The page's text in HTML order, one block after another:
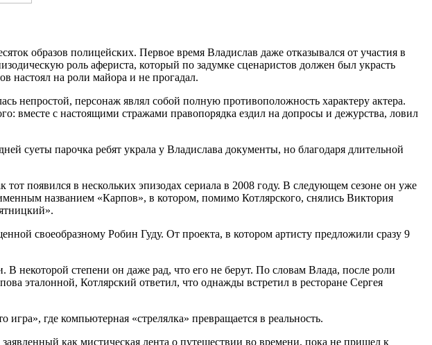
образов полицейских. Первое время Владислав даже отказывался от участия в
роль афериста, который по задумке сценаристов должен был украсть
настоял на роли майора и не прогадал.
непростой, персонаж являл собой полную противоположность характеру актера.
вместе с настоящими стражами правопорядка ездил на допросы и дежурства, ловил
суеты парочка ребят украла у Владислава документы, но благодаря длительной
появился в нескольких эпизодах сериала в 2008 году. В следующем сезоне он уже
названием «Карпов», в котором, помимо Котлярского, снялись Виктория
своеобразному Робин Гуду. От проекта, в котором артисту предложили сразу 9
некоторой степени он даже рад, что его не берут. По словам Влада, после роли
эталонной, Котлярский ответил, что однажды встретил в ресторане Сергея
где компьютерная «стрелялка» превращается в реальность.
как мистическая лента о путешествии во времени, пока не пришел к